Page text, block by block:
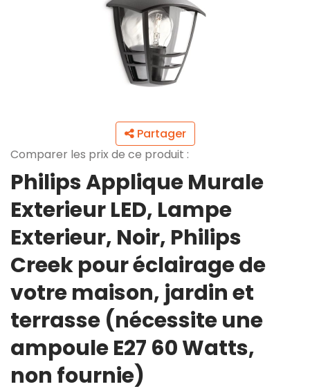
Partager
Comparer les prix de ce produit :
Philips Applique Murale
Exterieur LED, Lampe
Exterieur, Noir, Philips
Creek pour éclairage de
votre maison, jardin et
terrasse (nécessite une
ampoule E27 60 Watts,
non fournie)